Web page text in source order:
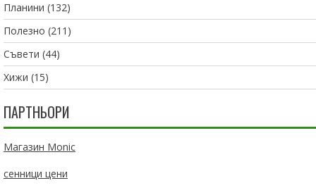
Планини (132)
Полезно (211)
Съвети (44)
Хижи (15)
ПАРТНЬОРИ
Магазин Monic
сенници цени